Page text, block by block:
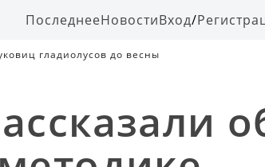
ПоследнееНовостиВход/
гладиолусов до весны